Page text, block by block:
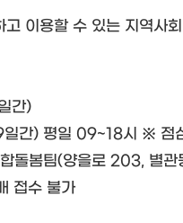
이용할 수 있는 지역사
간)
간) 평일 09~18시 ※ 점
돌봄팀(양을로 203, 별관
접수 불가